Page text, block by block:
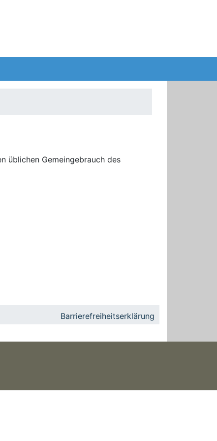
üblichen Gemeingebrauch des
Barrierefreiheitserklärung